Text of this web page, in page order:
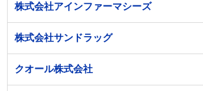
株式会社アインファーマシーズ
株式会社サンドラッグ
クオール株式会社